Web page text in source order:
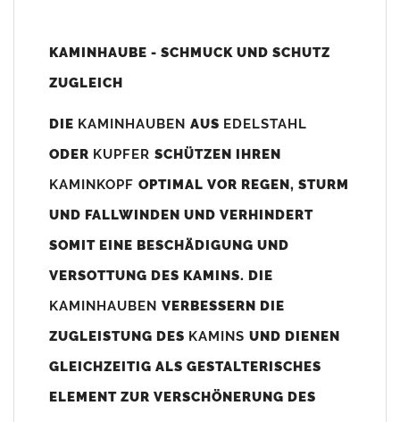
Unsere Maßangaben beziehen sich immer auf das
800mm x 740-800mm angefertigt (siehe Bild/Zeichnung unten).
angefertigt werden (bitte anfragen).
(siehe Bild/Zeichnung unten) angefertigt. Sollten die Bohrungen
nicht passen dann bitte "ohne"Bohrungen (Auswahlfeld)
bis 500mm Kaminbreite: Abstand vom Kaminrand ca.
80mm
KAMINHAUBE - SCHMUCK UND SCHUTZ
ZUGLEICH
DIE KAMINHAUBEN AUS EDELSTAHL
ODER KUPFER SCHÜTZEN IHREN
KAMINKOPF OPTIMAL VOR REGEN, STURM
UND FALLWINDEN UND VERHINDERT
SOMIT EINE BESCHÄDIGUNG UND
VERSOTTUNG DES KAMINS. DIE
KAMINHAUBEN VERBESSERN DIE
ZUGLEISTUNG DES KAMINS UND DIENEN
GLEICHZEITIG ALS GESTALTERISCHES
ELEMENT ZUR VERSCHÖNERUNG DES